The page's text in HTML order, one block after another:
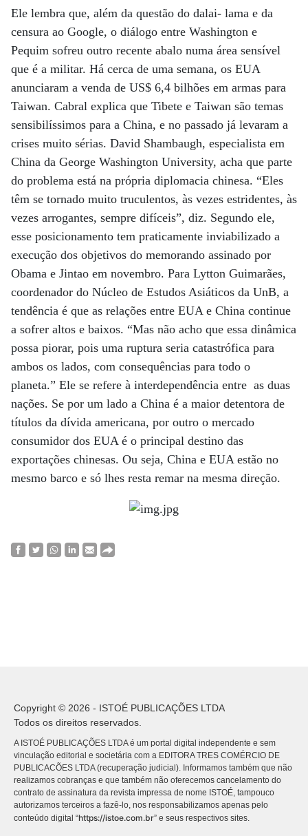
Ele lembra que, além da questão do dalai- lama e da
censura ao Google, o diálogo entre Washington e
Pequim sofreu outro recente abalo numa área sensível
que é a militar. Há cerca de uma semana, os EUA
anunciaram a venda de US$ 6,4 bilhões em armas para
Taiwan. Cabral explica que Tibete e Taiwan são temas
sensibilíssimos para a China, e no passado já levaram a
crises muito sérias. David Shambaugh, especialista em
China da George Washington University, acha que parte
do problema está na própria diplomacia chinesa. “Eles
têm se tornado muito truculentos, às vezes estridentes, às
vezes arrogantes, sempre difíceis”, diz. Segundo ele,
esse posicionamento tem praticamente inviabilizado a
execução dos objetivos do memorando assinado por
Obama e Jintao em novembro. Para Lytton Guimarães,
coordenador do Núcleo de Estudos Asiáticos da UnB, a
tendência é que as relações entre EUA e China continue
a sofrer altos e baixos. “Mas não acho que essa dinâmica
possa piorar, pois uma ruptura seria catastrófica para
ambos os lados, com consequências para todo o
planeta.” Ele se refere à interdependência entre as duas
nações. Se por um lado a China é a maior detentora de
títulos da dívida americana, por outro o mercado
consumidor dos EUA é o principal destino das
exportações chinesas. Ou seja, China e EUA estão no
mesmo barco e só lhes resta remar na mesma direção.
Copyright © 2026 - ISTOÉ PUBLICAÇÕES LTDA
Todos os direitos reservados.
A ISTOÉ PUBLICAÇÕES LTDA é um portal digital independente e sem
vinculação editorial e societária com a EDITORA TRES COMÉRCIO DE
PUBLICACÕES LTDA (recuperação judicial). Informamos também que não
realizamos cobranças e que também não oferecemos cancelamento do
contrato de assinatura da revista impressa de nome ISTOÉ, tampouco
autorizamos terceiros a fazê-lo, nos responsabilizamos apenas pelo
conteúdo digital “https://istoe.com.br” e seus respectivos sites.